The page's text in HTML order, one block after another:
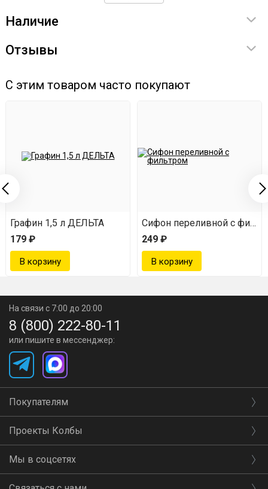
Наличие
Отзывы
С этим товаром часто покупают
Графин 1,5 л ДЕЛЬТА
179 ₽
Сифон переливной с
249 ₽
На связи с 7:00 до 20:00
8 (800) 222-80-11
или пишите в мессенджер:
Покупателям
Проекты Колбы
Мы в соцсетях